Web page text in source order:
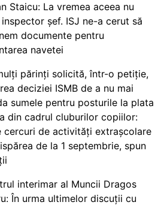
Staicu: La vremea aceea nu
șef. ISJ ne-a cerut să
documente pentru
navetei
părinți solicită, într-o petiție,
deciziei ISMB de a nu mai
sumele pentru posturile la plata
din cadrul cluburilor copiilor:
cercuri de activități extrașcolare
de la 1 septembrie, spun
interimar al Muncii Dragos
În urma ultimelor discuții cu